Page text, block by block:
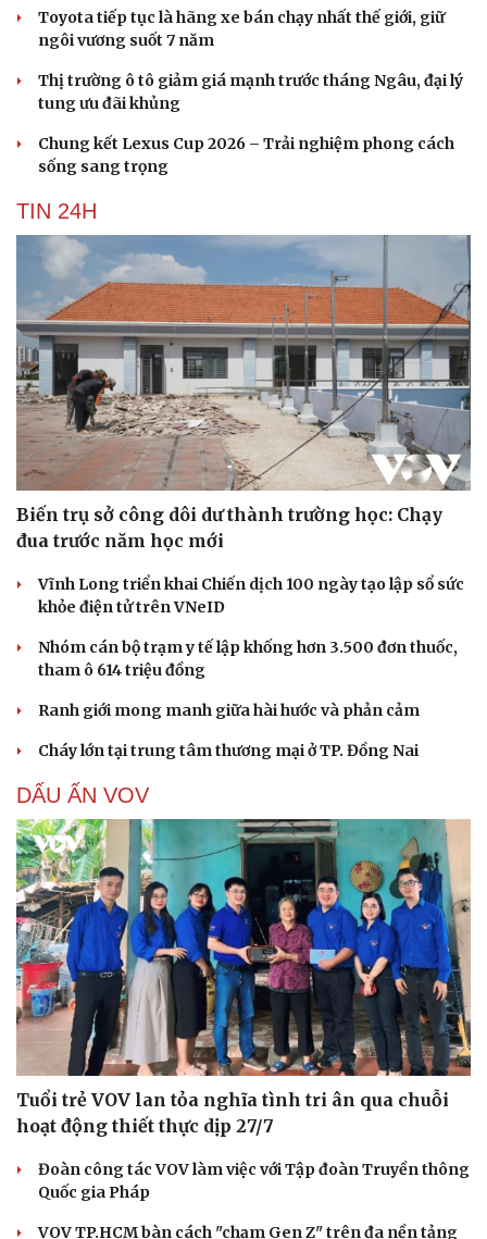
Toyota tiếp tục là hãng xe bán chạy nhất thế giới, giữ
ngôi vương suốt 7 năm
Thị trường ô tô giảm giá mạnh trước tháng Ngâu, đại lý
tung ưu đãi khủng
Chung kết Lexus Cup 2026 – Trải nghiệm phong cách
sống sang trọng
TIN 24H
Biến trụ sở công dôi dư thành trường học: Chạy
đua trước năm học mới
Vĩnh Long triển khai Chiến dịch 100 ngày tạo lập sổ sức
khỏe điện tử trên VNeID
Nhóm cán bộ trạm y tế lập khống hơn 3.500 đơn thuốc,
tham ô 614 triệu đồng
Ranh giới mong manh giữa hài hước và phản cảm
Cháy lớn tại trung tâm thương mại ở TP. Đồng Nai
DẤU ẤN VOV
Tuổi trẻ VOV lan tỏa nghĩa tình tri ân qua chuỗi
hoạt động thiết thực dịp 27/7
Đoàn công tác VOV làm việc với Tập đoàn Truyền thông
Quốc gia Pháp
VOV TP.HCM bàn cách "chạm Gen Z" trên đa nền tảng